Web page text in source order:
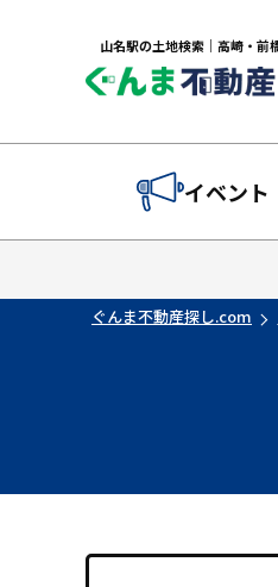
イベント
ぐんま不動産探し.com